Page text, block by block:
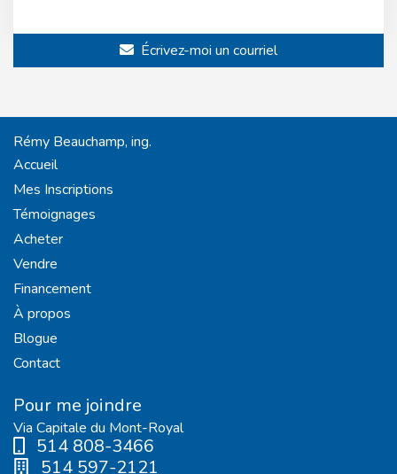
Écrivez-moi un courriel
Rémy Beauchamp, ing.
Accueil
Mes Inscriptions
Témoignages
Acheter
Vendre
Financement
À propos
Blogue
Contact
Pour me joindre
Via Capitale du Mont-Royal
514 808-3466
514 597-2121